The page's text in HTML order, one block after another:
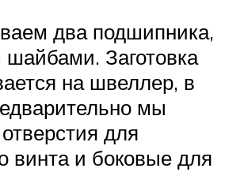
два подшипника,
Заготовка
на швеллер, в
мы
для
винта и боковые для